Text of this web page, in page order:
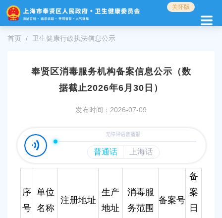
障
碍
关怀版
首页 卫生健康行政执法信息公示
奉贤区消毒服务机构备案信息公示（数
据截止2026年6月30日）
发布时间：2026-07-09
序
号
单位
名称
注册地址
生产
地址
消毒服
务范围
备案号
备
案
日